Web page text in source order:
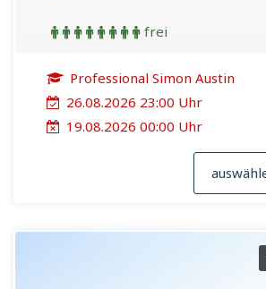
frei
Professional Simon Austin
26.08.2026 23:00 Uhr
19.08.2026 00:00 Uhr